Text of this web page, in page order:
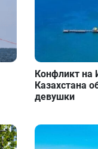
Конфликт на
Казахстана
девушки